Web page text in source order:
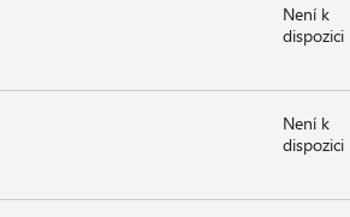
Není k
dispozici
Není k
dispozici